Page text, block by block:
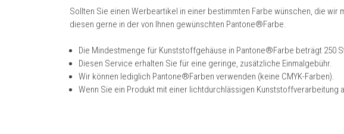
Sollten Sie einen Werbeartikel in einer bestimmten Farbe wünschen, die
diesen gerne in der von Ihnen gewünschten Pantone®Farbe.
Die Mindestmenge für Kunststoffgehäuse in Pantone®Farbe beträgt 250
Diesen Service erhalten Sie für eine geringe, zusätzliche Einmalgebühr.
Wir können lediglich Pantone®Farben verwenden (keine CMYK-Farben).
Wenn Sie ein Produkt mit einer lichtdurchlässigen